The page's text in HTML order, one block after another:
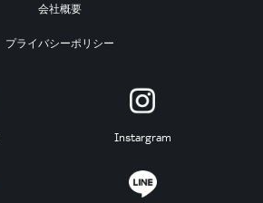
会社概要
プライバシーポリシー
Instargram